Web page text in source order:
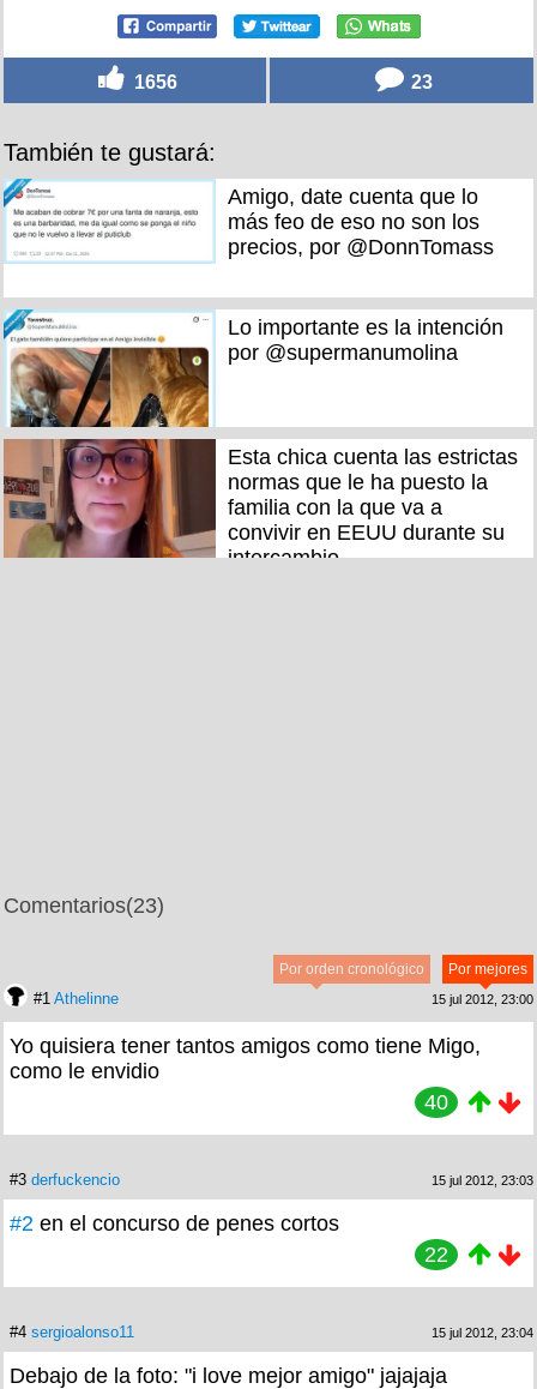
1656 23
También te gustará:
Amigo, date cuenta que lo
más feo de eso no son los
precios, por @DonnTomass
Lo importante es la intención
por @supermanumolina
Esta chica cuenta las estrictas
normas que le ha puesto la
familia con la que va a
convivir en EEUU durante su
intercambio
Comentarios(23)
Por mejores
Por orden cronológico
#1 Athelinne 15 jul 2012, 23:00
Yo quisiera tener tantos amigos como tiene Migo,
como le envidio
40
#3 derfuckencio 15 jul 2012, 23:03
#2 en el concurso de penes cortos
22
#4 sergioalonso11 15 jul 2012, 23:04
Debajo de la foto: "i love mejor amigo" jajajaja